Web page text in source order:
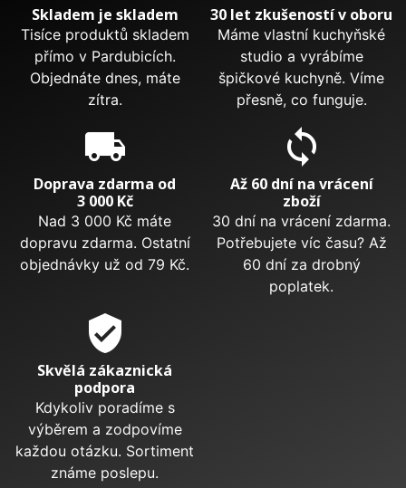
Skladem je skladem
Tisíce produktů skladem
přímo v Pardubicích.
Objednáte dnes, máte
zítra.
30 let zkušeností v oboru
Máme vlastní kuchyňské
studio a vyrábíme
špičkové kuchyně. Víme
přesně, co funguje.
local_shipping
Doprava zdarma od
3 000 Kč
Nad 3 000 Kč máte
dopravu zdarma. Ostatní
objednávky už od 79 Kč.
sync
Až 60 dní na vrácení
zboží
30 dní na vrácení zdarma.
Potřebujete víc času? Až
60 dní za drobný
poplatek.
verified_user
Skvělá zákaznická
podpora
Kdykoliv poradíme s
výběrem a zodpovíme
každou otázku. Sortiment
známe poslepu.